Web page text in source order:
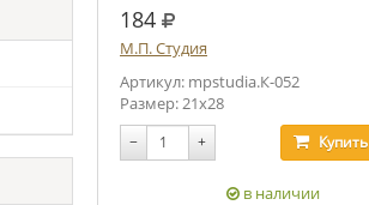
184 руб.
М.П. Студия
Артикул: mpstudia.К-052
Размер: 21х28
− + Купить
в наличии